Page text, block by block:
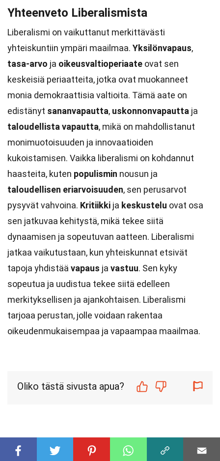
Yhteenveto Liberalismista
Liberalismi on vaikuttanut merkittävästi
yhteiskuntiin ympäri maailmaa. Yksilönvapaus,
tasa-arvo ja oikeusvaltioperiaate ovat sen
keskeisiä periaatteita, jotka ovat muokanneet
monia demokraattisia valtioita. Tämä aate on
edistänyt sananvapautta, uskonnonvapautta ja
taloudellista vapautta, mikä on mahdollistanut
monimuotoisuuden ja innovaatioiden
kukoistamisen. Vaikka liberalismi on kohdannut
haasteita, kuten populismin nousun ja
taloudellisen eriarvoisuuden, sen perusarvot
pysyvät vahvoina. Kritiikki ja keskustelu ovat osa
sen jatkuvaa kehitystä, mikä tekee siitä
dynaamisen ja sopeutuvan aatteen. Liberalismi
jatkaa vaikutustaan, kun yhteiskunnat etsivät
tapoja yhdistää vapaus ja vastuu. Sen kyky
sopeutua ja uudistua tekee siitä edelleen
merkityksellisen ja ajankohtaisen. Liberalismi
tarjoaa perustan, jolle voidaan rakentaa
oikeudenmukaisempaa ja vapaampaa maailmaa.
Oliko tästä sivusta apua?